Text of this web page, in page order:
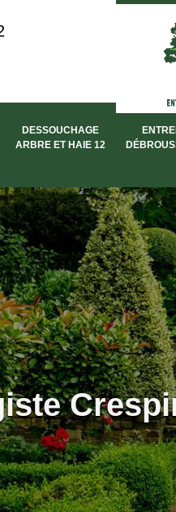
DESSOUCHAGE
ARBRE ET HAIE 12